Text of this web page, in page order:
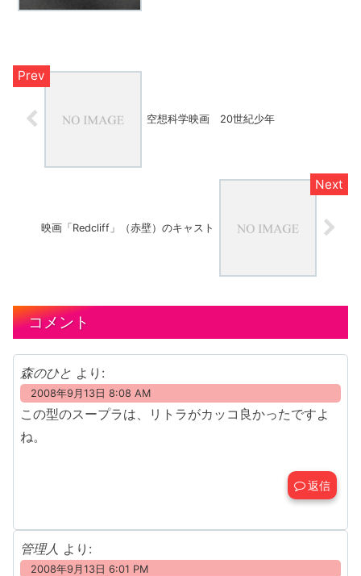
空想科学映画 20世紀少年
映画「Redcliff」（赤壁）のキャスト
コメント
森のひと より:
2008年9月13日 8:08 AM
この型のスープラは、リトラがカッコ良かったですよ
ね。
返信
管理人 より:
2008年9月13日 6:01 PM